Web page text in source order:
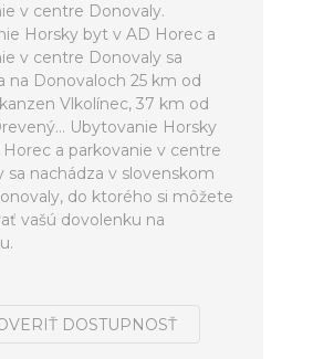
v centre Donovaly.
Horsky byt v AD Horec a
v centre Donovaly sa
na Donovaloch 25 km od
Vlkolínec, 37 km od
Ubytovanie Horsky
a parkovanie v centre
sa nachádza v slovenskom
do ktorého si môžete
vašú dovolenku na
DOSTUPNOSŤ